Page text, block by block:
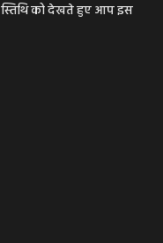
स्तिथि को देखते हुए आप इस